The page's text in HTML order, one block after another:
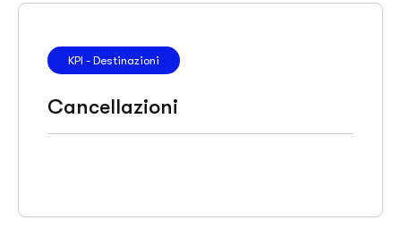
KPI - Destinazioni
Cancellazioni